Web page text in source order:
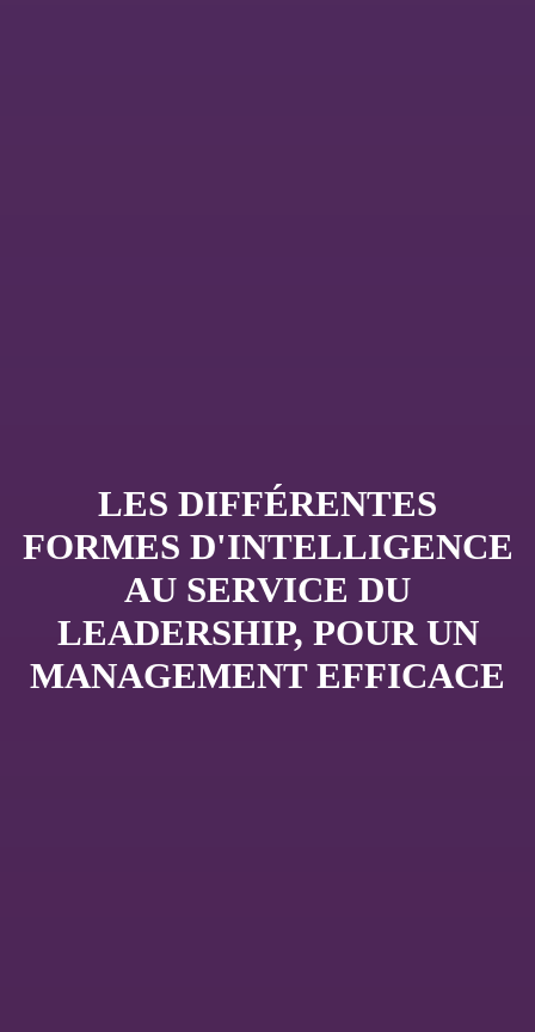
LES DIFFÉRENTES
FORMES D'INTELLIGENCE
AU SERVICE DU
LEADERSHIP, POUR UN
MANAGEMENT EFFICACE